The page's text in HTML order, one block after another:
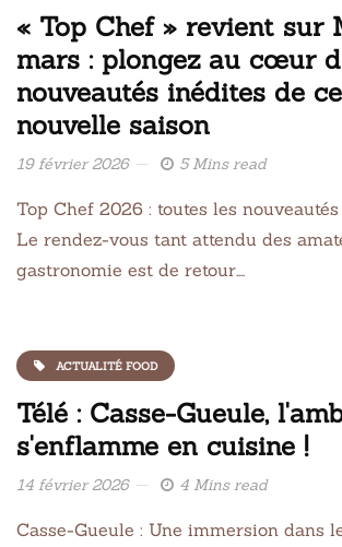
« Top Chef » revient sur
mars : plongez au cœur
nouveautés inédites de
nouvelle saison
19 février 2026 5 Mins read
Top Chef 2026 : toutes les
Le rendez-vous tant attendu des
gastronomie est de retour….
ACTUALITÉ FOOD
Télé : Casse-Gueule,
s'enflamme en cuisine !
14 février 2026 4 Mins read
Casse-Gueule : Une immersion dans